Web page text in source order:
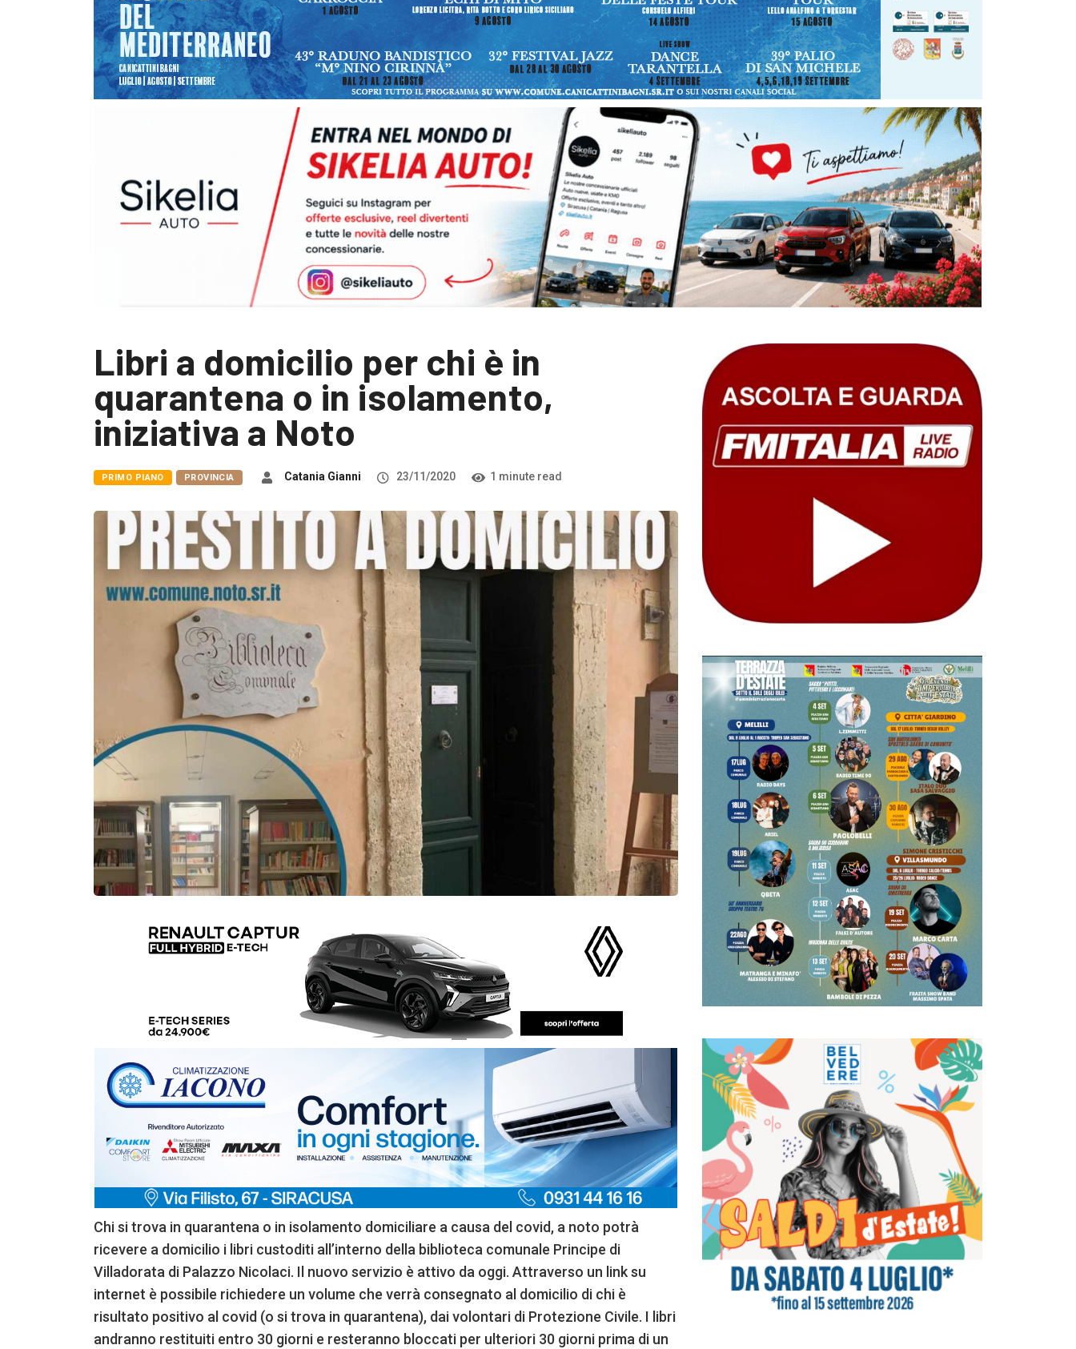
Libri a domicilio per chi è in
quarantena o in isolamento,
iniziativa a Noto
PRIMO PIANO PROVINCIA Catania Gianni 23/11/2020 1 minute read
Chi si trova in quarantena o in isolamento domiciliare a causa del covid, a noto potrà
ricevere a domicilio i libri custoditi all’interno della biblioteca comunale Principe di
Villadorata di Palazzo Nicolaci. Il nuovo servizio è attivo da oggi. Attraverso un link su
internet è possibile richiedere un volume che verrà consegnato al domicilio di chi è
risultato positivo al covid (o si trova in quarantena), dai volontari di Protezione Civile. I libri
andranno restituiti entro 30 giorni e resteranno bloccati per ulteriori 30 giorni prima di un